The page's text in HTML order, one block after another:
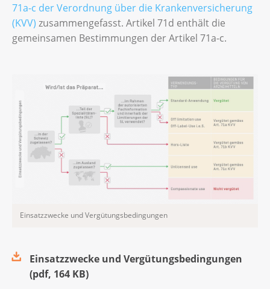
71a-c der Verordnung über die Krankenversicherung
(KVV) zusammengefasst. Artikel 71d enthält die
gemeinsamen Bestimmungen der Artikel 71a-c.
Einsatzzwecke und Vergütungsbedingungen
Einsatzzwecke und Vergütungsbedingungen
(pdf, 164 KB)